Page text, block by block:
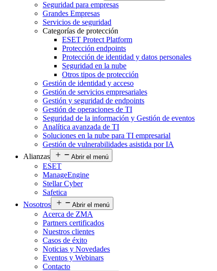
Seguridad para empresas
Grandes Empresas
Servicios de seguridad
Categorías de protección
ESET Protect Platform
Protección endpoints
Protección de identidad y datos personales
Seguridad en la nube
Otros tipos de protección
Gestión de identidad y acceso
Gestión de servicios empresariales
Gestión y seguridad de endpoints
Gestión de operaciones de TI
Seguridad de la información y Gestión de eventos
Analítica avanzada de TI
Soluciones en la nube para TI empresarial
Gestión de vulnerabilidades asistida por IA
Alianzas
Abrir el menú
ESET
ManageEngine
Stellar Cyber
Safetica
Nosotros
Abrir el menú
Acerca de ZMA
Partners certificados
Nuestros clientes
Casos de éxito
Noticias y Novedades
Eventos y Webinars
Contacto